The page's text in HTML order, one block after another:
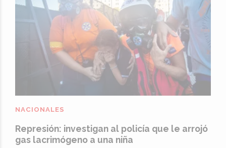
Represión: investigan al policía que le arrojó
gas lacrimógeno a una niña
NACIONALES